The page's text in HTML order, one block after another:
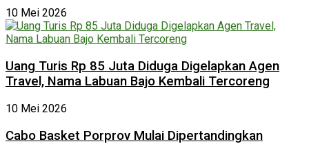
10 Mei 2026
Uang Turis Rp 85 Juta Diduga Digelapkan Agen
Travel, Nama Labuan Bajo Kembali Tercoreng
10 Mei 2026
Cabo Basket Porprov Mulai Dipertandingkan